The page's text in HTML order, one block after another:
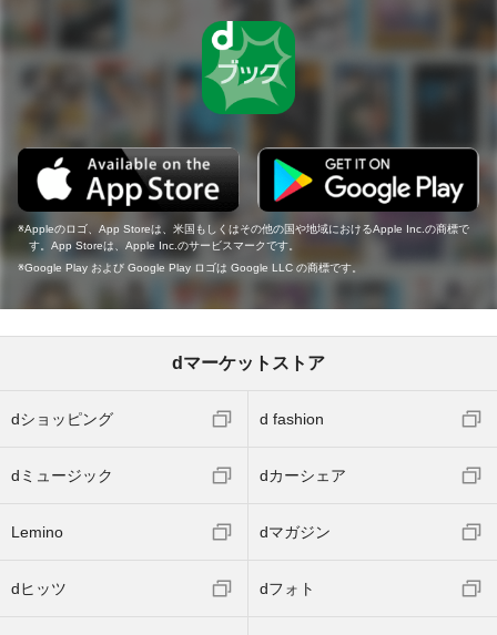
Appleのロゴ、App Storeは、米国もしくはその他の国や地域におけるApple Inc.の商標で
す。App Storeは、Apple Inc.のサービスマークです。
Google Play および Google Play ロゴは Google LLC の商標です。
dマーケットストア
dショッピング d fashion
dミュージック dカーシェア
Lemino dマガジン
dヒッツ dフォト